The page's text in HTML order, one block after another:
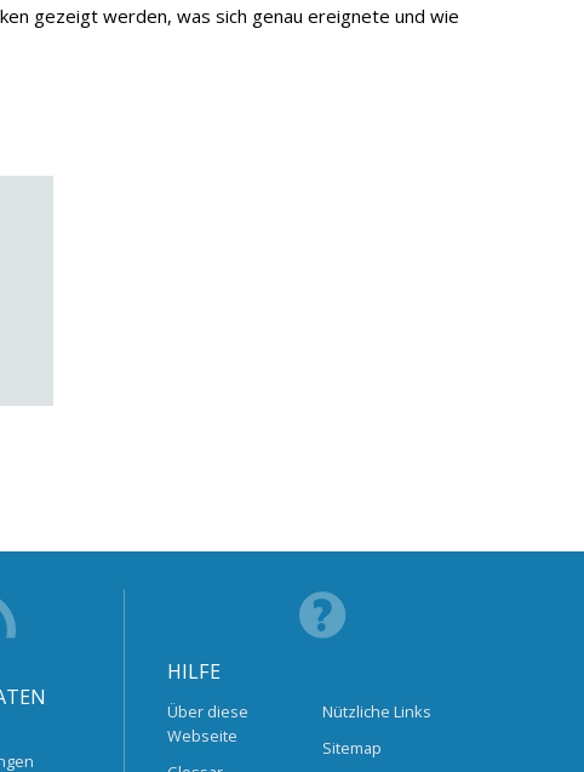
gezeigt werden, was sich genau ereignete und wie
HILFE
Über diese
Webseite
Nützliche Links
Sitemap